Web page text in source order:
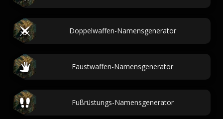
Doppelwaffen-Namensgenerator
Faustwaffen-Namensgenerator
Fußrüstungs-Namensgenerator